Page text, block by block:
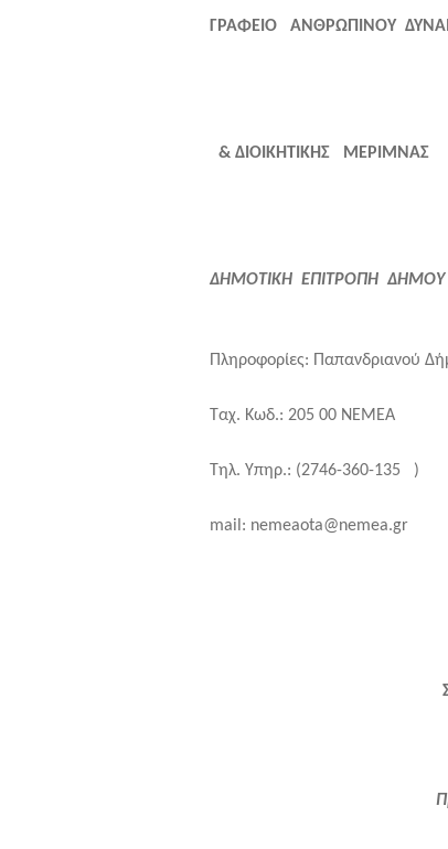
ΓΡΑΦΕΙΟ ΑΝΘΡΩΠΙΝΟΥ
& ΔΙΟΙΚΗΤΙΚΗΣ ΜΕΡΙΜΝΑΣ
ΔΗΜΟΤΙΚΗ ΕΠΙΤΡΟΠΗ
Πληροφορίες: Παπανδριανού
Ταχ. Κωδ.: 205 00 ΝΕΜΕΑ
Τηλ. Υπηρ.: (2746-360-135 )
mail : nemeaota@nemea.gr